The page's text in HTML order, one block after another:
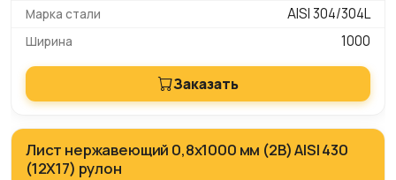
AISI 304/304L
1000
Заказать
Лист нержавеющий 0,8х1000 мм (2B) AISI 430
(12Х17) рулон